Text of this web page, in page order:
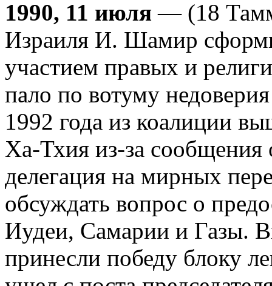
1990, 11 июля — (18
Израиля И. Шамир
участием правых и
пало по вотуму
1992 года из коалиции
Ха-Тхия из-за сообщения
делегация на мирных
обсуждать вопрос о
Иудеи, Самарии и Газы.
принесли победу блоку